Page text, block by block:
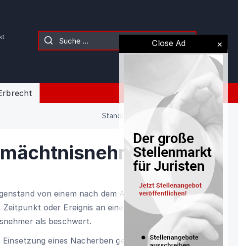
Stand: 02.08.2026 (Gesetz)
Close Ad
von einem nach dem Anfall des
oder Ereignis an einem Dritten
als beschwert.
eines Nacherben geltenden